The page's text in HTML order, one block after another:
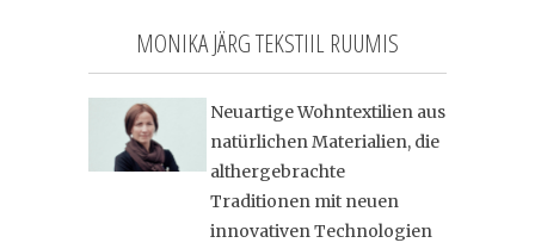
MONIKA JÄRG TEKSTIIL RUUMIS
Neuartige Wohntextilien aus
natürlichen Materialien, die
althergebrachte
Traditionen mit neuen
innovativen Technologien